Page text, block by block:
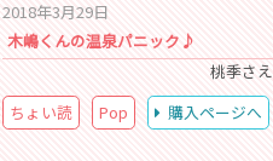
2018年3月29日
木嶋くんの温泉パニック♪
桃季さえ
ちょい読
Pop 購入ページへ